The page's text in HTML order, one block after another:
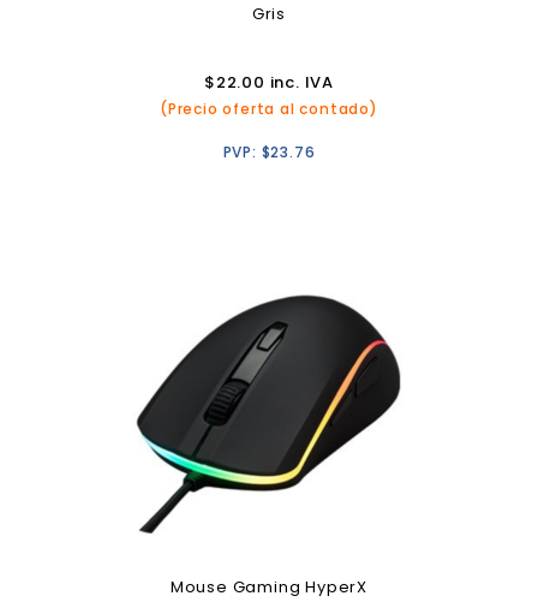
Gris
$22.00 inc. IVA
(Precio oferta al contado)
PVP: $23.76
Mouse Gaming HyperX